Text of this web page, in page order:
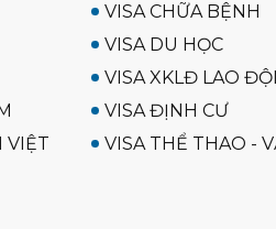
VIỆT
VISA CHỮA BỆNH
VISA DU HỌC
VISA XKLĐ LAO
VISA ĐỊNH CƯ
VISA THỂ THAO -